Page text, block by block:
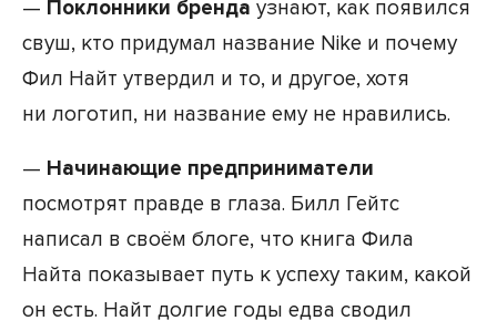
— Поклонники бренда узнают, как появился
свуш, кто придумал название Nike и почему
Фил Найт утвердил и то, и другое, хотя
ни логотип, ни название ему не нравились.
— Начинающие предприниматели
посмотрят правде в глаза. Билл Гейтс
написал в своём блоге, что книга Фила
Найта показывает путь к успеху таким, какой
он есть. Найт долгие годы едва сводил